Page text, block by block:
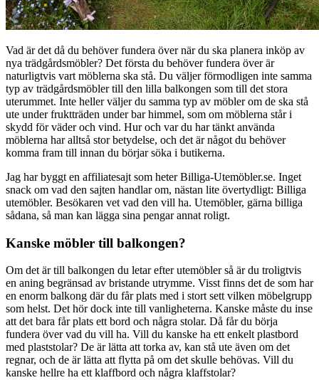
Vad är det då du behöver fundera över när du ska planera inköp av
nya trädgårdsmöbler? Det första du behöver fundera över är
naturligtvis vart möblerna ska stå. Du väljer förmodligen inte samma
typ av trädgårdsmöbler till den lilla balkongen som till det stora
uterummet. Inte heller väljer du samma typ av möbler om de ska stå
ute under fruktträden under bar himmel, som om möblerna står i
skydd för väder och vind. Hur och var du har tänkt använda
möblerna har alltså stor betydelse, och det är något du behöver
komma fram till innan du börjar söka i butikerna.
Jag har byggt en affiliatesajt som heter Billiga-Utemöbler.se. Inget
snack om vad den sajten handlar om, nästan lite övertydligt: Billiga
utemöbler. Besökaren vet vad den vill ha. Utemöbler, gärna billiga
sådana, så man kan lägga sina pengar annat roligt.
Kanske möbler till balkongen?
Om det är till balkongen du letar efter utemöbler så är du troligtvis
en aning begränsad av bristande utrymme. Visst finns det de som har
en enorm balkong där du får plats med i stort sett vilken möbelgrupp
som helst. Det hör dock inte till vanligheterna. Kanske måste du inse
att det bara får plats ett bord och några stolar. Då får du börja
fundera över vad du vill ha. Vill du kanske ha ett enkelt plastbord
med plaststolar? De är lätta att torka av, kan stå ute även om det
regnar, och de är lätta att flytta på om det skulle behövas. Vill du
kanske hellre ha ett klaffbord och några klaffstolar?